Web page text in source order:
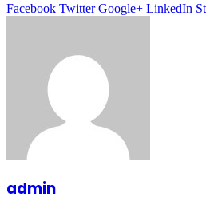
Facebook Twitter Google+ LinkedIn
admin